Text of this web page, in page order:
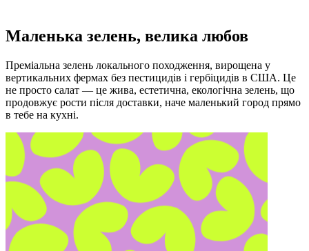
Маленька зелень, велика любов
Преміальна зелень локального походження, вирощена у
вертикальних фермах без пестицидів і гербіцидів в США. Це
не просто салат — це жива, естетична, екологічна зелень, що
продовжує рости після доставки, наче маленький город прямо
в тебе на кухні.